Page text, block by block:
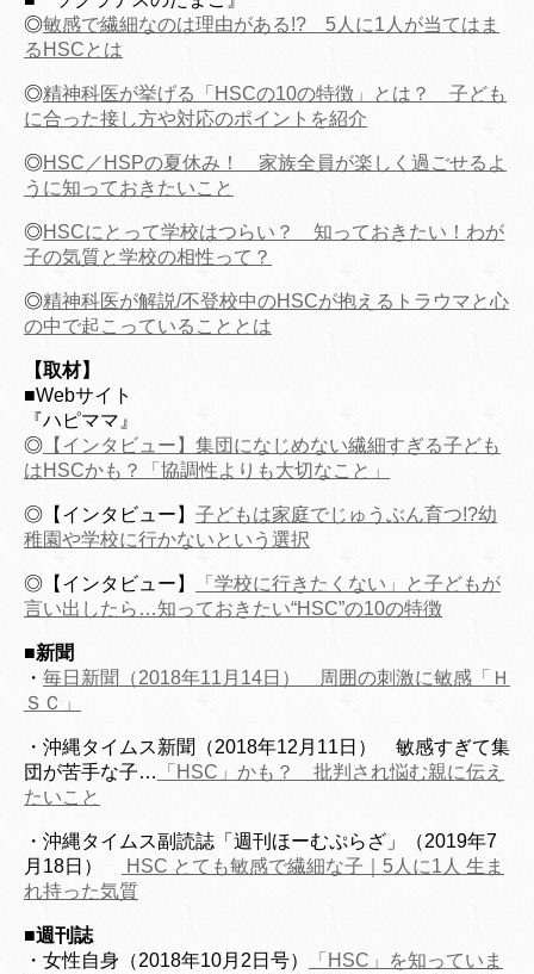
◎敏感で繊細なのは理由がある!? 5人に1人が当てはま
るHSCとは
◎精神科医が挙げる「HSCの10の特徴」とは？ 子ども
に合った接し方や対応のポイントを紹介
◎HSC／HSPの夏休み！ 家族全員が楽しく過ごせるよ
うに知っておきたいこと
◎HSCにとって学校はつらい？ 知っておきたい！わが
子の気質と学校の相性って？
◎精神科医が解説/不登校中のHSCが抱えるトラウマと心
の中で起こっていることとは
【取材】
■Webサイト
『ハピママ』
◎ 【インタビュー】集団になじめない繊細すぎる子ども
はHSCかも？「協調性よりも大切なこと」
◎【インタビュー】 子どもは家庭でじゅうぶん育つ!?幼
稚園や学校に行かないという選択
◎【インタビュー】
「学校に行きたくない」と子どもが
言い出したら…知っておきたい“HSC”の10の特徴
■新聞
・ 毎日新聞（2018年11月14日） 周囲の刺激に敏感「Ｈ
ＳＣ」
・沖縄タイムス新聞（2018年12月11日） 敏感すぎて集
団が苦手な子…
「HSC」かも？ 批判され悩む親に伝え
たいこと
・沖縄タイムス副読誌「週刊ほーむぷらざ」（2019年7
月18日）
HSC とても敏感で繊細な子｜5人に1人 生ま
れ持った気質
■週刊誌
・女性自身（2018年10月2日号）
「HSC」を知っていま